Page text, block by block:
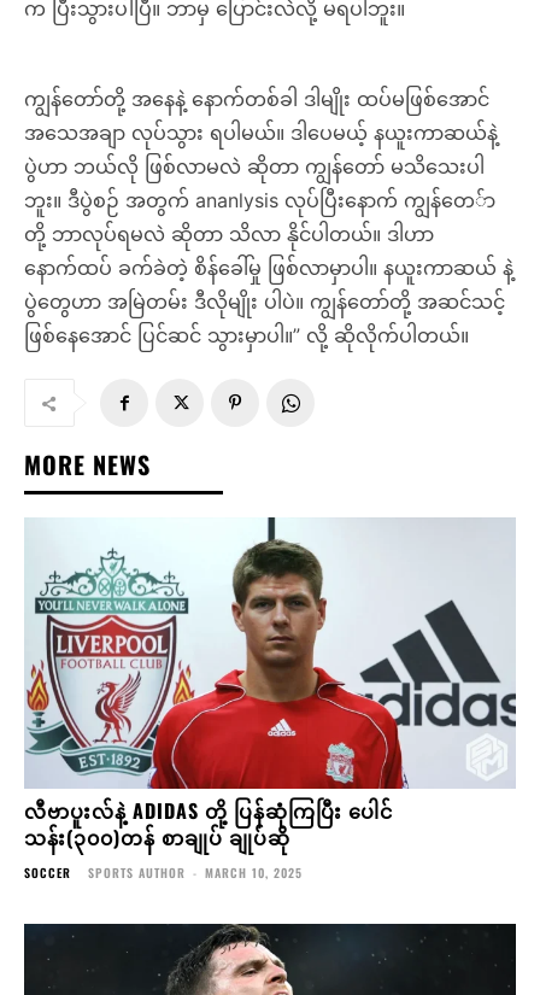
က ပြီးသွားပါပြီ။ ဘာမှ ပြောင်းလဲလို့ မရပါဘူး။
ကျွန်တော်တို့ အနေနဲ့ နောက်တစ်ခါ ဒါမျိုး ထပ်မဖြစ်အောင်
အသေအချာ လုပ်သွား ရပါမယ်။ ဒါပေမယ့် နယူးကာဆယ်နဲ့
ပွဲဟာ ဘယ်လို ဖြစ်လာမလဲ ဆိုတာ ကျွန်တော် မသိသေးပါ
ဘူး။ ဒီပွဲစဉ် အတွက် ananlysis လုပ်ပြီးနောက် ကျွန်တေ်ာ
တို့ ဘာလုပ်ရမလဲ ဆိုတာ သိလာ နိုင်ပါတယ်။ ဒါဟာ
နောက်ထပ် ခက်ခဲတဲ့ စိန်ခေါ်မှု ဖြစ်လာမှာပါ။ နယူးကာဆယ် နဲ့
ပွဲတွေဟာ အမြဲတမ်း ဒီလိုမျိုး ပါပဲ။ ကျွန်တော်တို့ အဆင်သင့်
ဖြစ်နေအောင် ပြင်ဆင် သွားမှာပါ။” လို့ ဆိုလိုက်ပါတယ်။
MORE NEWS
လီဗာပူးလ်နဲ့ ADIDAS တို့ ပြန်ဆုံကြပြီး ပေါင်
သန်း(၃၀၀)တန် စာချုပ် ချုပ်ဆို
SOCCER SPORTS AUTHOR - MARCH 10, 2025